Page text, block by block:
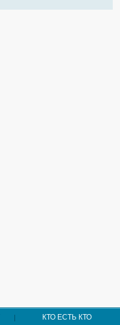
КТО ЕСТЬ КТО